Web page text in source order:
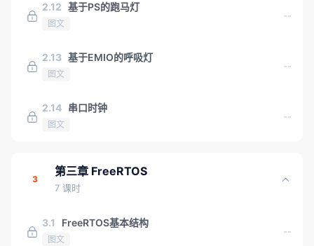
2.12 基于PS的跑马灯
图文
--
2.13 基于EMIO的呼吸灯
图文
--
2.14 串口时钟
图文
--
3
第三章 FreeRTOS
7 课时
3.1 FreeRTOS基本结构
图文
--